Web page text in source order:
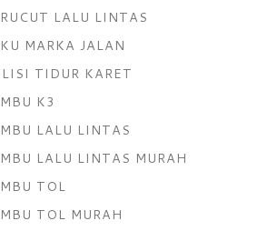
LALU LINTAS
MARKA JALAN
TIDUR KARET
K3
LALU LINTAS
LALU LINTAS MURAH
TOL
TOL MURAH